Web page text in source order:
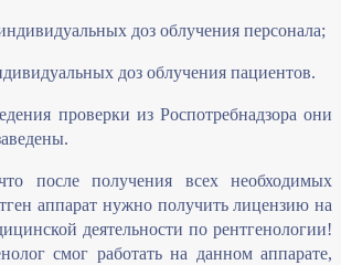
доз облучения персонала;
доз облучения пациентов.
проверки из Роспотребнадзора они
после получения всех необходимых
аппарат нужно получить лицензию на
деятельности по рентгенологии!
смог работать на данном аппарате,